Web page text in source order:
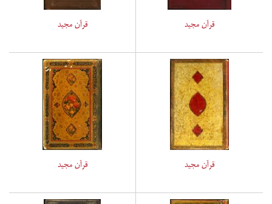
قرآن مجید قرآن مجید
قرآن مجید قرآن مجید